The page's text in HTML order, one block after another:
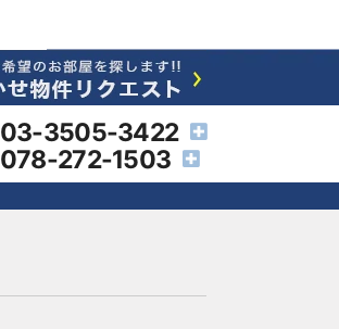
03-3505-3422
078-272-1503